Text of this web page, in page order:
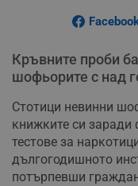
Кръвните проби
шофьорите с над
Стотици невинни
книжките си
тестове за
дългогодишното
потърпевши